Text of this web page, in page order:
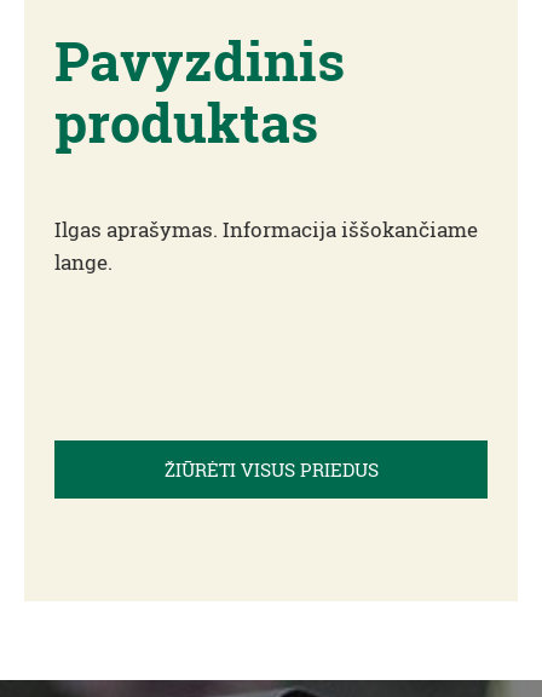
Pavyzdinis
produktas
Ilgas aprašymas. Informacija iššokančiame
lange.
ŽIŪRĖTI VISUS PRIEDUS